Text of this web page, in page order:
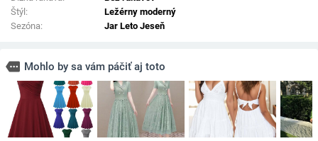
Štýl:
Ležérny moderný
Sezóna:
Jar Leto Jeseň
more Mohlo by sa vám páčiť aj toto